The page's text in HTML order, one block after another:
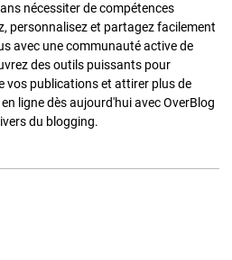
nécessiter de compétences
personnalisez et partagez facilement
avec une communauté active de
des outils puissants pour
vos publications et attirer plus de
ligne dès aujourd'hui avec OverBlog
du blogging.